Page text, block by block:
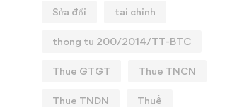
Sửa đổi tai chinh
thong tu 200/2014/TT-BTC
Thue GTGT Thue TNCN
Thue TNDN Thuế